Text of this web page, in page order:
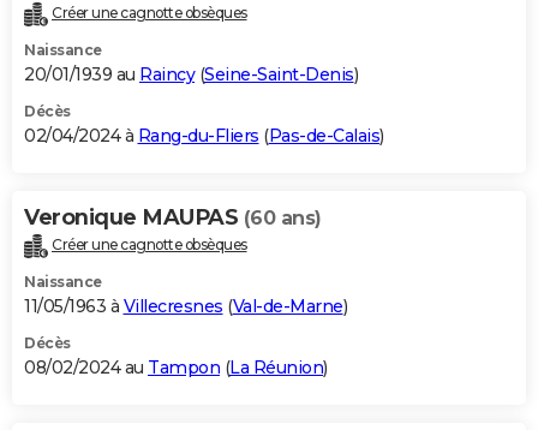
Créer une cagnotte obsèques
Naissance
20/01/1939 au Raincy(Seine-Saint-Denis)
Décès
02/04/2024 à Rang-du-Fliers (Pas-de-Calais)
Veronique MAUPAS (60 ans)
Créer une cagnotte obsèques
Naissance
11/05/1963 à Villecresnes (Val-de-Marne)
Décès
08/02/2024 au Tampon (La Réunion)